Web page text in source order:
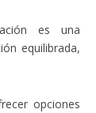
es una
equilibrada,
opciones